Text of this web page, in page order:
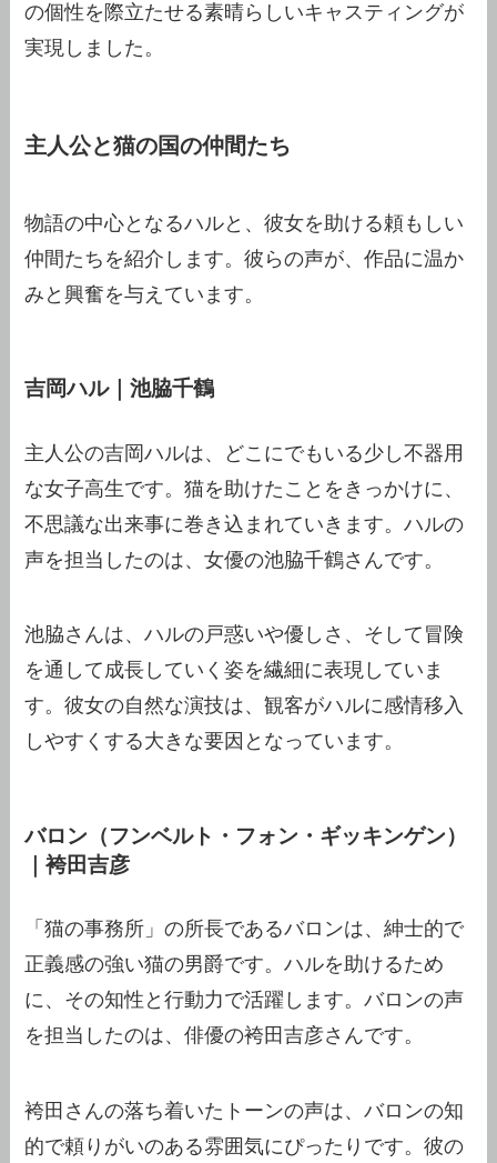
の個性を際立たせる素晴らしいキャスティングが
実現しました。
主人公と猫の国の仲間たち
物語の中心となるハルと、彼女を助ける頼もしい
仲間たちを紹介します。彼らの声が、作品に温か
みと興奮を与えています。
吉岡ハル｜池脇千鶴
主人公の吉岡ハルは、どこにでもいる少し不器用
な女子高生です。猫を助けたことをきっかけに、
不思議な出来事に巻き込まれていきます。ハルの
声を担当したのは、女優の池脇千鶴さんです。
池脇さんは、ハルの戸惑いや優しさ、そして冒険
を通して成長していく姿を繊細に表現していま
す。彼女の自然な演技は、観客がハルに感情移入
しやすくする大きな要因となっています。
バロン（フンベルト・フォン・ギッキンゲン）
｜袴田吉彦
「猫の事務所」の所長であるバロンは、紳士的で
正義感の強い猫の男爵です。ハルを助けるため
に、その知性と行動力で活躍します。バロンの声
を担当したのは、俳優の袴田吉彦さんです。
袴田さんの落ち着いたトーンの声は、バロンの知
的で頼りがいのある雰囲気にぴったりです。彼の